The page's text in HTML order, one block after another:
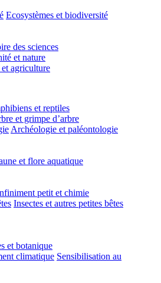
Ecosystèmes et biodiversité
des sciences
et nature
agriculture
et reptiles
et grimpe d’arbre
Archéologie et paléontologie
et flore aquatique
petit et chimie
Insectes et autres petites bêtes
et botanique
climatique Sensibilisation au